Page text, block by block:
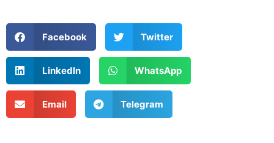
Facebook Twitter
LinkedIn WhatsApp
Email Telegram